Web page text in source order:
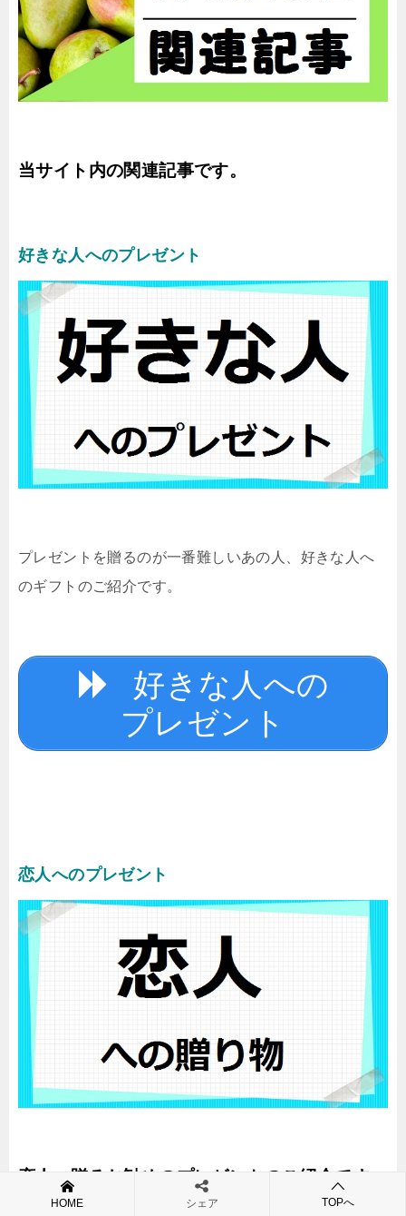
当サイト内の関連記事です。
好きな人へのプレゼント
プレゼントを贈るのが一番難しいあの人、好きな人へ
のギフトのご紹介です。
好きな人への
プレゼント
恋人へのプレゼント
恋人へ贈るお勧めのプレゼントのご紹介です。
HOME シェア TOPへ